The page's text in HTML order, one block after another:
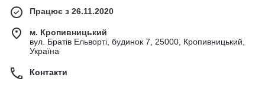
Працює з 26.11.2020
м. Кропивницький
вул. Братів Ельворті, будинок 7, 25000, Кропивницький,
Україна
Контакти